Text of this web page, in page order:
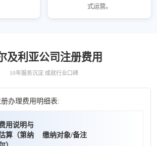
式运营。
及利亚公司注册费用
10年服务沉淀 成就行业口碑
办理费用明细表:
用说明与
算（第纳
缴纳对象/备注